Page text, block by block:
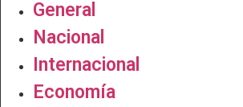
General
Nacional
Internacional
Economía